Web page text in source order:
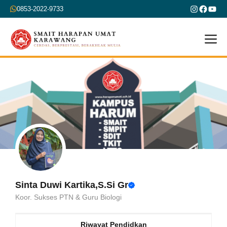
Skip
to
content
0853-2022-9733
Sinta Duwi Kartika,S.Si Gr
Koor. Sukses PTN & Guru Biologi
Riwayat Pendidkan